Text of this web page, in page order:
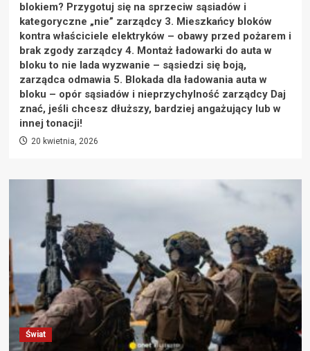
blokiem? Przygotuj się na sprzeciw sąsiadów i
kategoryczne „nie” zarządcy 3. Mieszkańcy bloków
kontra właściciele elektryków – obawy przed pożarem i
brak zgody zarządcy 4. Montaż ładowarki do auta w
bloku to nie lada wyzwanie – sąsiedzi się boją,
zarządca odmawia 5. Blokada dla ładowania auta w
bloku – opór sąsiadów i nieprzychylność zarządcy Daj
znać, jeśli chcesz dłuższy, bardziej angażujący lub w
innej tonacji!
20 kwietnia, 2026
Świat